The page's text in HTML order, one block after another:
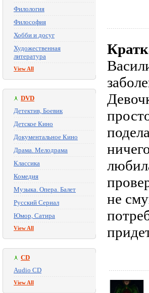
Филология
Философия
Хобби и досуг
Художественная
литература
View All
DVD
Детектив, Боевик
Детское Кино
Документальное Кино
Драма. Мелодрама
Классика
Комедия
Музыка. Опера. Балет
Русский Сериал
Юмор, Сатира
View All
CD
Audio CD
View All
не